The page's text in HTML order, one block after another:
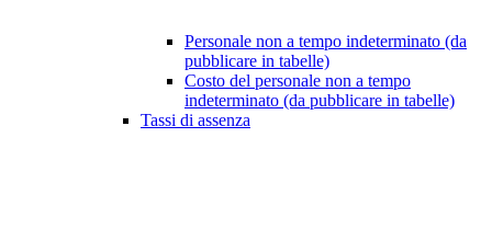
Personale non a tempo indeterminato (da
pubblicare in tabelle)
Costo del personale non a tempo
indeterminato (da pubblicare in tabelle)
Tassi di assenza